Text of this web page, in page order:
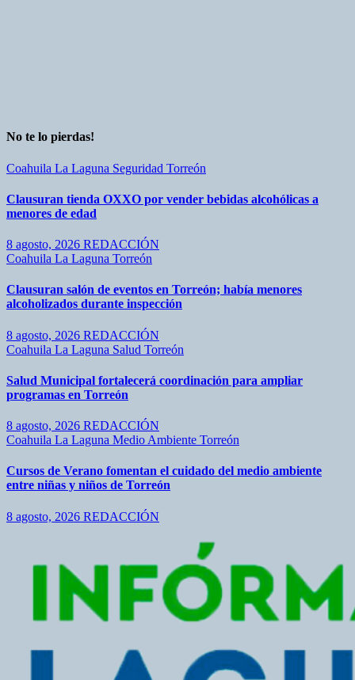
No te lo pierdas!
Coahuila La Laguna Seguridad Torreón
Clausuran tienda OXXO por vender bebidas alcohólicas a
menores de edad
8 agosto, 2026 REDACCIÓN
Coahuila La Laguna Torreón
Clausuran salón de eventos en Torreón; había menores
alcoholizados durante inspección
8 agosto, 2026 REDACCIÓN
Coahuila La Laguna Salud Torreón
Salud Municipal fortalecerá coordinación para ampliar
programas en Torreón
8 agosto, 2026 REDACCIÓN
Coahuila La Laguna Medio Ambiente Torreón
Cursos de Verano fomentan el cuidado del medio ambiente
entre niñas y niños de Torreón
8 agosto, 2026 REDACCIÓN